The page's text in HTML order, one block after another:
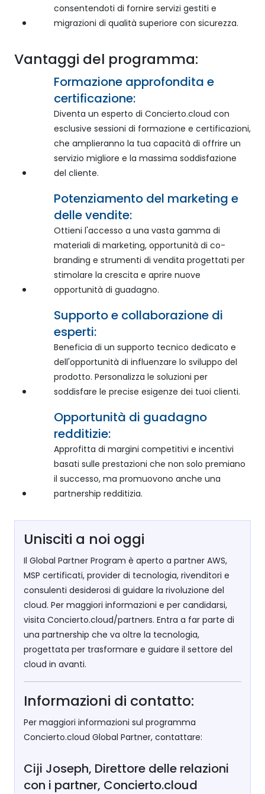
consentendoti di fornire servizi gestiti e
migrazioni di qualità superiore con sicurezza.
Vantaggi del programma:
Formazione approfondita e
certificazione:
Diventa un esperto di Concierto.cloud con
esclusive sessioni di formazione e certificazioni,
che amplieranno la tua capacità di offrire un
servizio migliore e la massima soddisfazione
del cliente.
Potenziamento del marketing e
delle vendite:
Ottieni l'accesso a una vasta gamma di
materiali di marketing, opportunità di co-
branding e strumenti di vendita progettati per
stimolare la crescita e aprire nuove
opportunità di guadagno.
Supporto e collaborazione di
esperti:
Beneficia di un supporto tecnico dedicato e
dell'opportunità di influenzare lo sviluppo del
prodotto. Personalizza le soluzioni per
soddisfare le precise esigenze dei tuoi clienti.
Opportunità di guadagno
redditizie:
Approfitta di margini competitivi e incentivi
basati sulle prestazioni che non solo premiano
il successo, ma promuovono anche una
partnership redditizia.
Unisciti a noi oggi
Il Global Partner Program è aperto a partner AWS,
MSP certificati, provider di tecnologia, rivenditori e
consulenti desiderosi di guidare la rivoluzione del
cloud. Per maggiori informazioni e per candidarsi,
visita Concierto.cloud/partners. Entra a far parte di
una partnership che va oltre la tecnologia,
progettata per trasformare e guidare il settore del
cloud in avanti.
Informazioni di contatto:
Per maggiori informazioni sul programma
Concierto.cloud Global Partner, contattare:
Ciji Joseph, Direttore delle relazioni
con i partner, Concierto.cloud